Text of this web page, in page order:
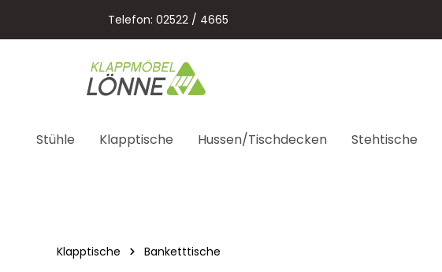
Zur Hauptnavigation springen
Telefon: 02522 / 4665
Stühle Klapptische Hussen/Tischdecken Stehtische
Klapptische Banketttische